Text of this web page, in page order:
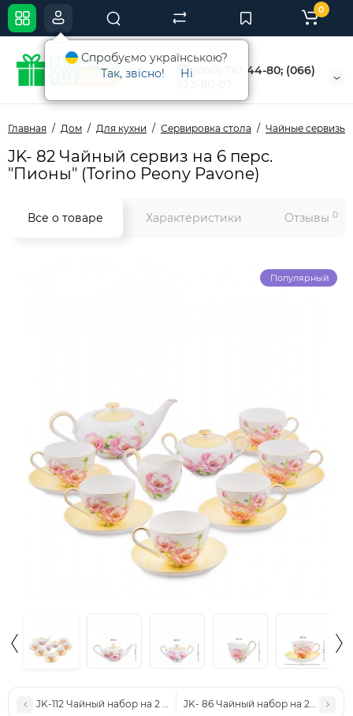
(050) 761-44-80; (066)
0
Главная Дом Для кухни Сервировка стола Чайные cервизы
JK- 82 Чайный сервиз на 6 перс.
"Пионы" (Torino Peony Pavone)
Все о товаре Характеристики Отзывы 0
Популярный
JK-112 Чайный набор на 2 перс. "Виола" (Viola Pavone)
JK- 86 Чайный набор на 2 перс.
Спробуємо українською?
Так, звісно!
Ні